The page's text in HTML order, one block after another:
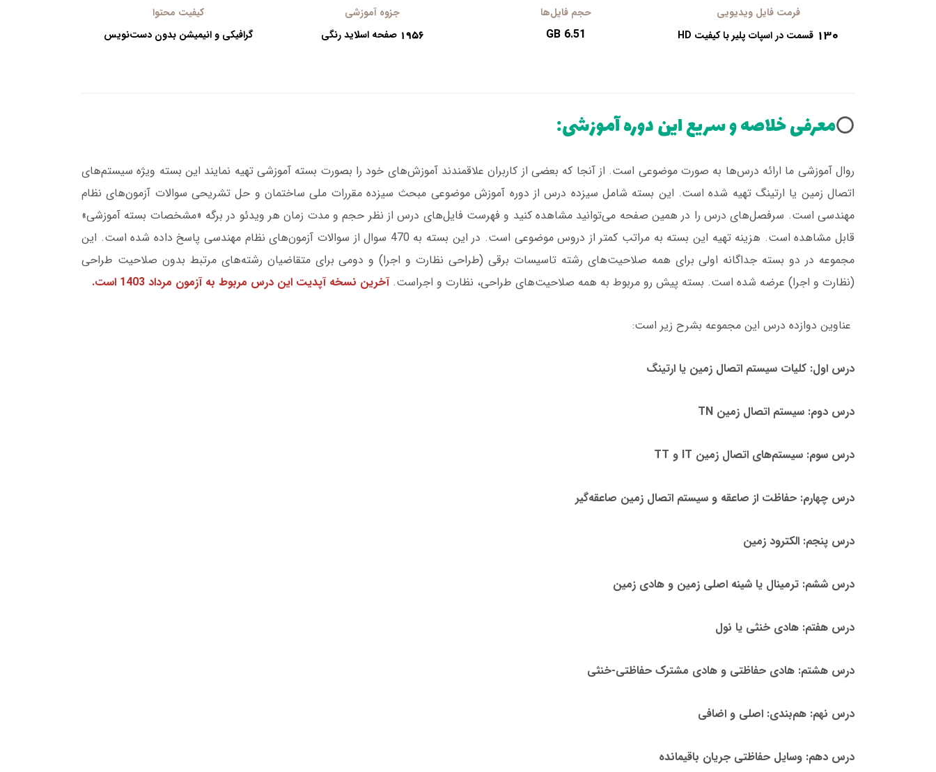
فرمت فایل ویدیویی
130 قسمت در اسپات پلیر با کیفیت HD
حجم فایل‌ها
6.51 GB
جزوه آموزشی
1956 صفحه اسلاید رنگی
کیفیت محتوا
گرافیکی و انیمیشن بدون دست‌نویس
⭕️معرفی خلاصه و سریع این دوره آموزشی:
روال آموزشی ما ارائه درس‌ها به صورت موضوعی است. از آنجا که بعضی از کاربران علاقمندند آموزش‌های خود را بصورت بسته آموزشی تهیه نمایند این بسته ویژه سیستم‌های
اتصال زمین یا ارتینگ تهیه شده است. این بسته شامل سیزده درس از دوره آموزش موضوعی مبحث سیزده مقررات ملی ساختمان و حل تشریحی سوالات آزمون‌های نظام
مهندسی است. سرفصل‌های درس را در همین صفحه می‌توانید مشاهده کنید و فهرست فایل‌های درس از نظر حجم و مدت زمان هر ویدئو در برگه «مشخصات بسته آموزشی»
قابل مشاهده است. هزینه تهیه این بسته به مراتب کمتر از دروس موضوعی است. در این بسته به 470 سوال از سوالات آزمون‌های نظام مهندسی پاسخ داده شده است. این
مجموعه در دو بسته جداگانه اولی برای همه صلاحیت‌های رشته تاسیسات برقی (طراحی نظارت و اجرا) و دومی برای متقاضیان رشته‌های مرتبط بدون صلاحیت طراحی
(نظارت و اجرا) عرضه شده است. بسته پیش رو مربوط به همه صلاحیت‌های طراحی، نظارت و اجراست.آخرین نسخه آپدیت این درس مربوط به آزمون مرداد 1403 است.
عناوین دوازده درس این مجموعه بشرح زیر است:
درس اول: کلیات سیستم اتصال زمین یا ارتینگ
درس دوم: سیستم اتصال زمین TN
درس سوم: سیستم‌های اتصال زمین IT و TT
درس چهارم: حفاظت از صاعقه و سیستم اتصال زمین صاعقه‌گیر
درس پنجم: الکترود زمین
درس ششم: ترمینال یا شینه اصلی زمین و هادی زمین
درس هفتم: هادی خنثی یا نول
درس هشتم: هادی حفاظتی و هادی مشترک حفاظتی-خنثی
درس نهم: هم‌بندی: اصلی و اضافی
درس دهم: وسایل حفاظتی جریان باقیمانده